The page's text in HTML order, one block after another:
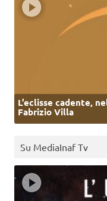
L’eclisse cadente,
Fabrizio Villa
Su MediaInaf Tv